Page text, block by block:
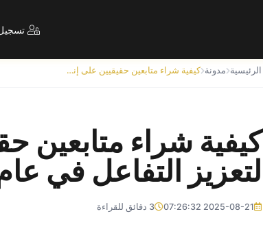
الرئيسية مدونة كيفية شراء متابعين حقيقيين على إنستغرام لتعزيز التفاعل في عام 2025
كيفية شراء متابعين
لتعزيز التفاعل في عام
2025-08-21 07:26:32 3 دقائق للقراءة